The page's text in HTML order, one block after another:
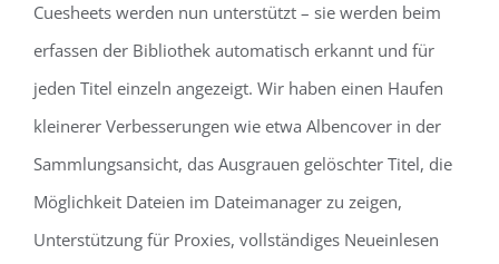
Cuesheets werden nun unterstützt – sie werden beim
erfassen der Bibliothek automatisch erkannt und für
jeden Titel einzeln angezeigt. Wir haben einen Haufen
kleinerer Verbesserungen wie etwa Albencover in der
Sammlungsansicht, das Ausgrauen gelöschter Titel, die
Möglichkeit Dateien im Dateimanager zu zeigen,
Unterstützung für Proxies, vollständiges Neueinlesen